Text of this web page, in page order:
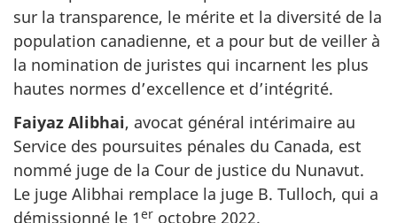
sur la transparence, le mérite et la diversité de la
population canadienne, et a pour but de veiller à
la nomination de juristes qui incarnent les plus
hautes normes d’excellence et d’intégrité.
Faiyaz Alibhai, avocat général intérimaire au
Service des poursuites pénales du Canada, est
nommé juge de la Cour de justice du Nunavut.
Le juge Alibhai remplace la juge B. Tulloch, qui a
démissionné le 1er octobre 2022.